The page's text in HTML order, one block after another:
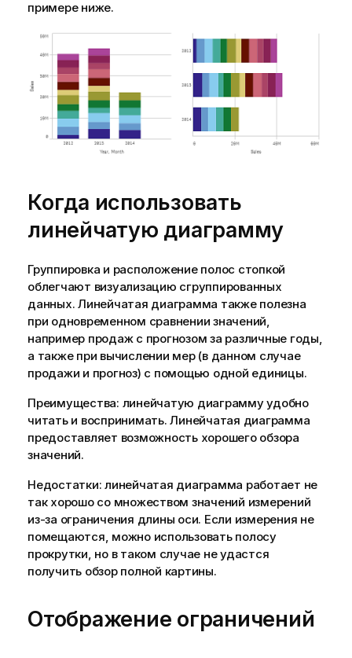
примере ниже.
Когда использовать
линейчатую диаграмму
Группировка и расположение полос стопкой
облегчают визуализацию сгруппированных
данных. Линейчатая диаграмма также полезна
при одновременном сравнении значений,
например продаж с прогнозом за различные годы,
а также при вычислении мер (в данном случае
продажи и прогноз) с помощью одной единицы.
Преимущества: линейчатую диаграмму удобно
читать и воспринимать. Линейчатая диаграмма
предоставляет возможность хорошего обзора
значений.
Недостатки: линейчатая диаграмма работает не
так хорошо со множеством значений измерений
из-за ограничения длины оси. Если измерения не
помещаются, можно использовать полосу
прокрутки, но в таком случае не удастся
получить обзор полной картины.
Отображение ограничений